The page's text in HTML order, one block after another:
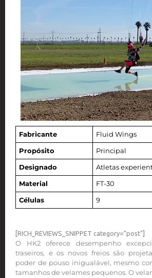
Fabricante Fluid Wings
Propósito Principal
Designado Atletas
Material FT-30
Células 9
[RICH_REVIEWS_SNIPPET category="post"]
O HK2 oferece desempenho
traseiros, e os novos freios são
poder de pouso inigualável, mesmo
tamanhos de velames pequenos. O